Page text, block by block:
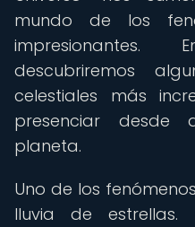
mundo de los
descubriremos
celestiales más
presenciar desde
planeta.
Uno de los
lluvia de